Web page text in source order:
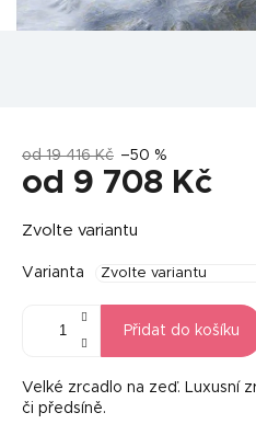
od 19 416 Kč –50 %
od 9 708 Kč
cena:
Zvolte variantu
Varianta
Přidat do košíku
Velké zrcadlo na zeď. Luxusní
či předsíně.